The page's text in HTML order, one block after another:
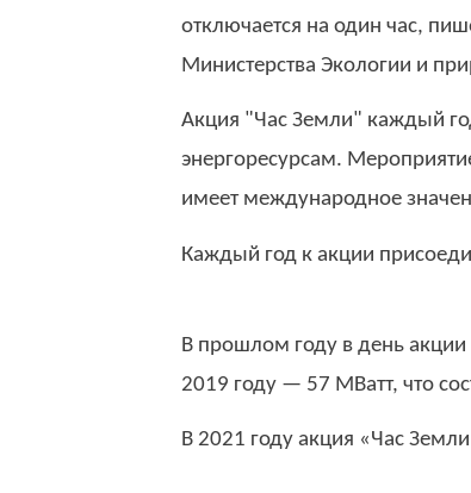
отключается на один час,
Министерства Экологии и
Акция "Час Земли" каждый
энергоресурсам.
имеет международное
Каждый год к акции
В прошлом году в день акции
2019 году — 57 МВатт, что
В 2021 году акция «Час